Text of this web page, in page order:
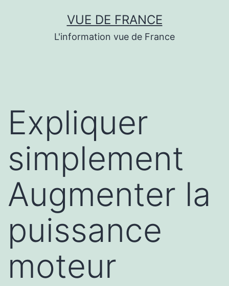
VUE DE FRANCE
L'information vue de France
Expliquer
simplement
Augmenter la
puissance
moteur